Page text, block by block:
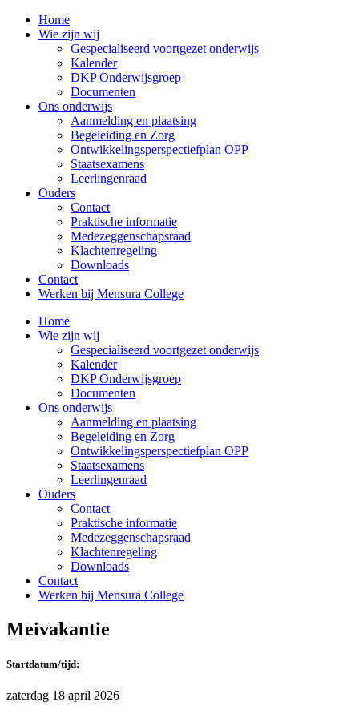
Home
Wie zijn wij
Gespecialiseerd voortgezet onderwijs
Kalender
DKP Onderwijsgroep
Documenten
Ons onderwijs
Aanmelding en plaatsing
Begeleiding en Zorg
Ontwikkelingsperspectiefplan OPP
Staatsexamens
Leerlingenraad
Ouders
Contact
Praktische informatie
Medezeggenschapsraad
Klachtenregeling
Downloads
Contact
Werken bij Mensura College
Home
Wie zijn wij
Gespecialiseerd voortgezet onderwijs
Kalender
DKP Onderwijsgroep
Documenten
Ons onderwijs
Aanmelding en plaatsing
Begeleiding en Zorg
Ontwikkelingsperspectiefplan OPP
Staatsexamens
Leerlingenraad
Ouders
Contact
Praktische informatie
Medezeggenschapsraad
Klachtenregeling
Downloads
Contact
Werken bij Mensura College
Meivakantie
Startdatum/tijd:
zaterdag 18 april 2026